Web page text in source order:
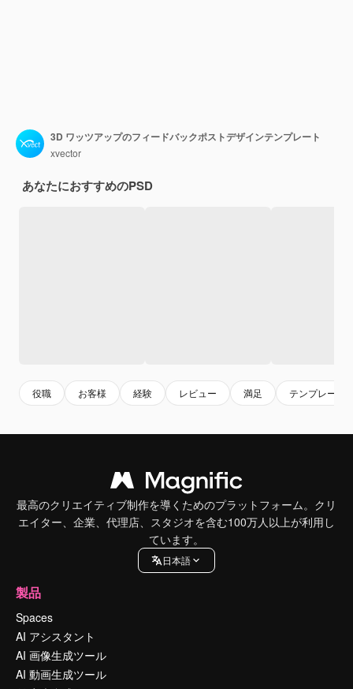
3D ワッツアップのフィードバックポストデザインテンプレート
xvector
あなたにおすすめのPSD
役職 お客様 経験 レビュー 満足 テンプレート
最高のクリエイティブ制作を導くためのプラットフォーム。クリ
エイター、企業、代理店、スタジオを含む100万人以上が利用し
ています。
日本語
製品
Spaces
AI アシスタント
AI 画像生成ツール
AI 動画生成ツール